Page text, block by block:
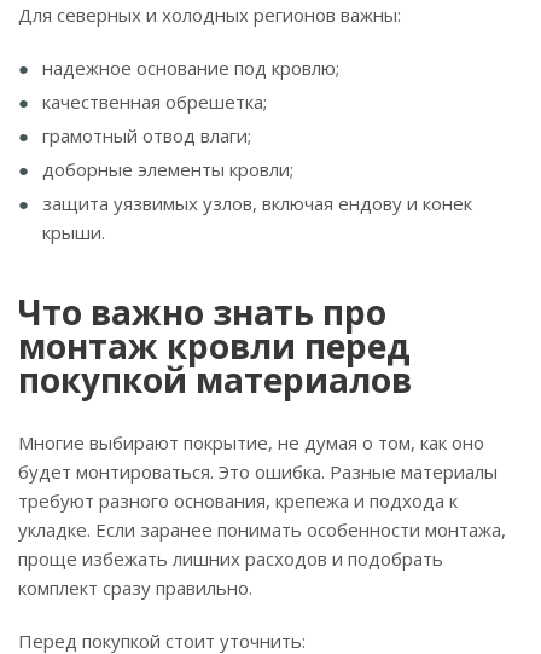
Для северных и холодных регионов важны:
надежное основание под кровлю;
качественная обрешетка;
грамотный отвод влаги;
доборные элементы кровли;
защита уязвимых узлов, включая ендову и конек
крыши.
Что важно знать про
монтаж кровли перед
покупкой материалов
Многие выбирают покрытие, не думая о том, как оно
будет монтироваться. Это ошибка. Разные материалы
требуют разного основания, крепежа и подхода к
укладке. Если заранее понимать особенности монтажа,
проще избежать лишних расходов и подобрать
комплект сразу правильно.
Перед покупкой стоит уточнить: